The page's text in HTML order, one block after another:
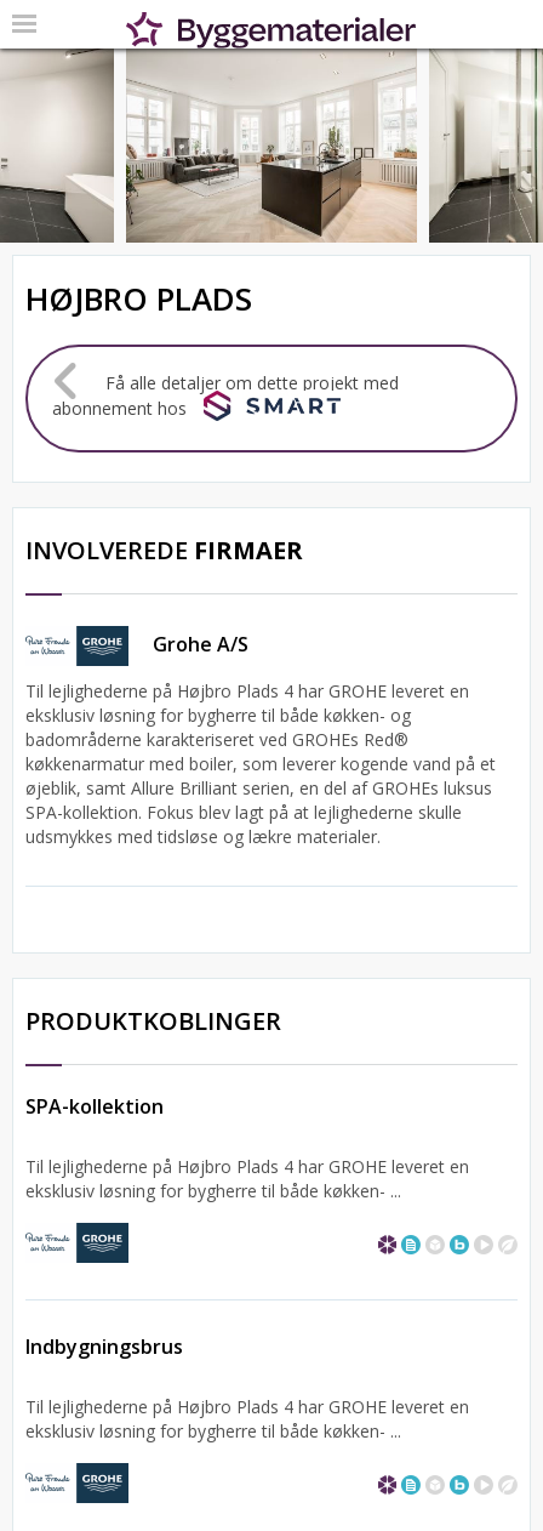
HØJBRO PLADS
Få alle detaljer om dette projekt med
abonnement hos
INVOLVEREDE FIRMAER
Grohe A/S
Til lejlighederne på Højbro Plads 4 har GROHE leveret en
eksklusiv løsning for bygherre til både køkken- og
badområderne karakteriseret ved GROHEs Red®
køkkenarmatur med boiler, som leverer kogende vand på et
øjeblik, samt Allure Brilliant serien, en del af GROHEs luksus
SPA-kollektion. Fokus blev lagt på at lejlighederne skulle
udsmykkes med tidsløse og lækre materialer.
PRODUKTKOBLINGER
SPA-kollektion
Til lejlighederne på Højbro Plads 4 har GROHE leveret en
eksklusiv løsning for bygherre til både køkken- ...
Indbygningsbrus
Til lejlighederne på Højbro Plads 4 har GROHE leveret en
eksklusiv løsning for bygherre til både køkken- ...